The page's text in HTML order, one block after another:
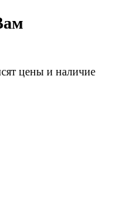
цены и наличие